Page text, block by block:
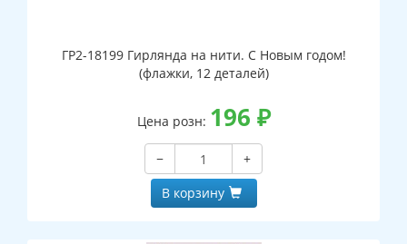
ГР2-18199 Гирлянда на нити. С Новым годом!
(флажки, 12 деталей)
Цена розн: 196 ₽
−
+
В корзину